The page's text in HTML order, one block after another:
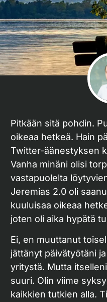
Pitkään sitä pohdin.
oikeaa hetkeä. Hain
Twitter-äänestyksen
Vanha minäni olisi
vastapuolelta
Jeremias 2.0 oli
kuuluisaa oikeaa
joten oli aika hypätä
Ei, en muuttanut
jättänyt päivätyötäni
yritystä. Mutta
suuri. Olin viime
kaikkien tutkien alla.